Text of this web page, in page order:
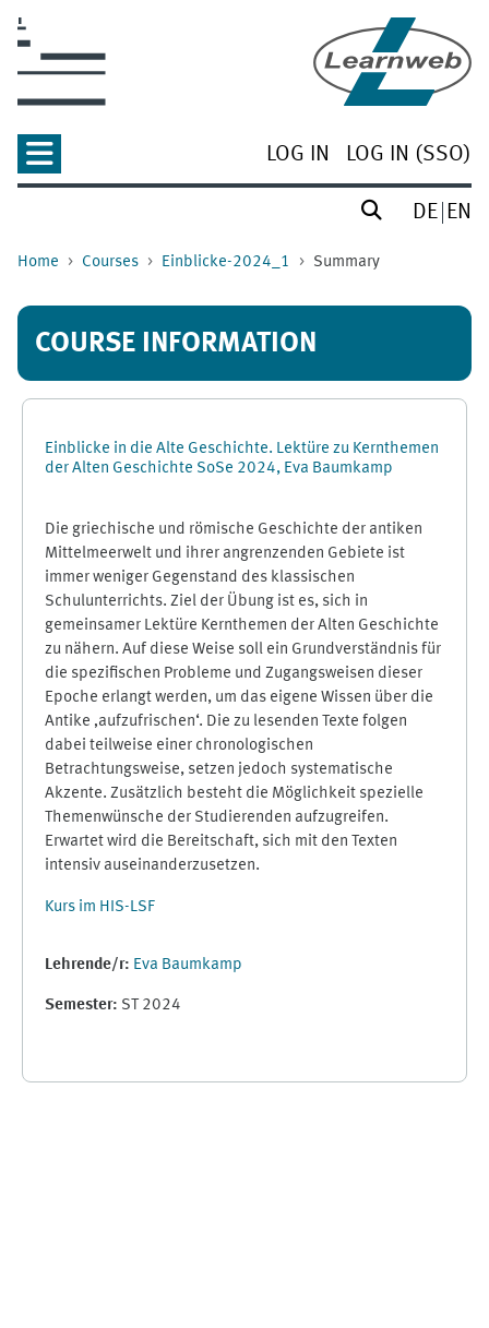
LOG IN LOG IN (SSO)
DE EN
Home Courses Einblicke-2024_1 Summary
COURSE INFORMATION
Einblicke in die Alte Geschichte. Lektüre zu Kernthemen
der Alten Geschichte SoSe 2024, Eva Baumkamp
Die griechische und römische Geschichte der antiken
Mittelmeerwelt und ihrer angrenzenden Gebiete ist
immer weniger Gegenstand des klassischen
Schulunterrichts. Ziel der Übung ist es, sich in
gemeinsamer Lektüre Kernthemen der Alten Geschichte
zu nähern. Auf diese Weise soll ein Grundverständnis für
die spezifischen Probleme und Zugangsweisen dieser
Epoche erlangt werden, um das eigene Wissen über die
Antike ‚aufzufrischen‘. Die zu lesenden Texte folgen
dabei teilweise einer chronologischen
Betrachtungsweise, setzen jedoch systematische
Akzente. Zusätzlich besteht die Möglichkeit spezielle
Themenwünsche der Studierenden aufzugreifen.
Erwartet wird die Bereitschaft, sich mit den Texten
intensiv auseinanderzusetzen.
Kurs im HIS-LSF
Lehrende/r: Eva Baumkamp
Semester: ST 2024